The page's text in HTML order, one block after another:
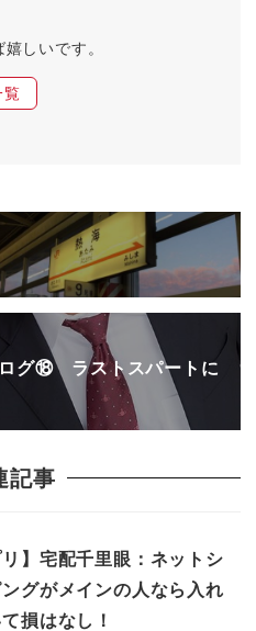
しいです。
覧
ログ⑱ ラストスパートに
記事
リ】宅配千里眼：ネットシ
グがメインの人なら入れ
損はなし！